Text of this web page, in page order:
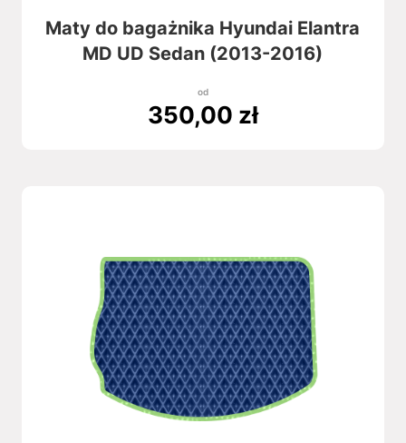
Maty do bagażnika Hyundai Elantra
MD UD Sedan (2013-2016)
od
350,00 zł